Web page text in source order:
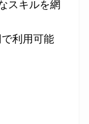
スキルを網
利用可能